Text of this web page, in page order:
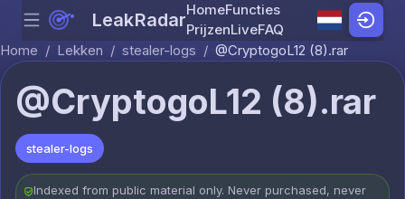
Skip to content
Menu LeakRadarHomeFuncties
PrijzenLiveFAQ
Home / Lekken / stealer-logs / @CryptogoL12 (8).rar
@CryptogoL12 (8).rar
stealer-logs
Indexed from public material only. Never purchased, never